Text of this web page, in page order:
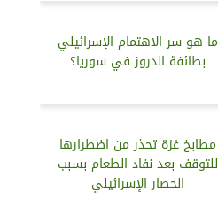
ما هو سر الاهتمام الإسرائيلي
بطائفة الدروز في سوريا؟
مطابخ غزة تحذر من اضطرارها
للتوقف بعد نفاد الطعام بسبب
الحصار الإسرائيلي